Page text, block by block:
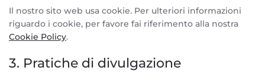
Il nostro sito web usa cookie. Per ulteriori informazioni
riguardo i cookie, per favore fai riferimento alla nostra
Cookie Policy.
3. Pratiche di divulgazione